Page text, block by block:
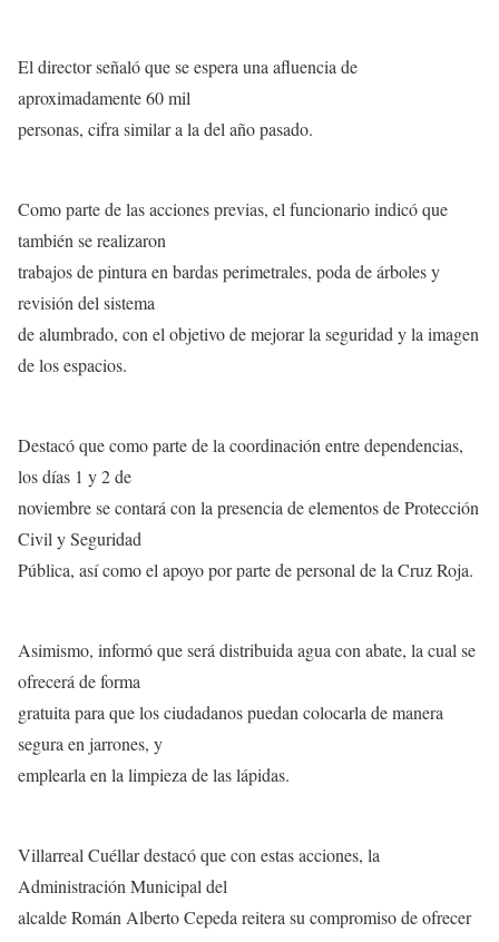
El director señaló que se espera una afluencia de
aproximadamente 60 mil
personas, cifra similar a la del año pasado.
Como parte de las acciones previas, el funcionario indicó que
también se realizaron
trabajos de pintura en bardas perimetrales, poda de árboles y
revisión del sistema
de alumbrado, con el objetivo de mejorar la seguridad y la imagen
de los espacios.
Destacó que como parte de la coordinación entre dependencias,
los días 1 y 2 de
noviembre se contará con la presencia de elementos de Protección
Civil y Seguridad
Pública, así como el apoyo por parte de personal de la Cruz Roja.
Asimismo, informó que será distribuida agua con abate, la cual se
ofrecerá de forma
gratuita para que los ciudadanos puedan colocarla de manera
segura en jarrones, y
emplearla en la limpieza de las lápidas.
Villarreal Cuéllar destacó que con estas acciones, la
Administración Municipal del
alcalde Román Alberto Cepeda reitera su compromiso de ofrecer